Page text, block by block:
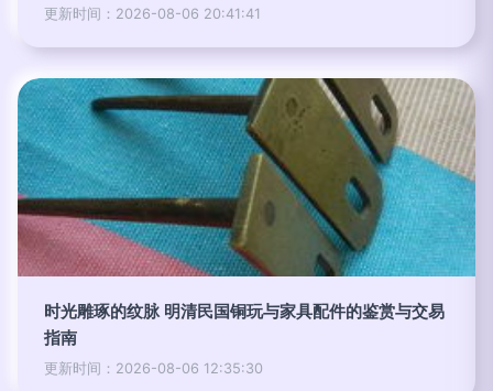
更新时间：2026-08-06 20:41:41
时光雕琢的纹脉 明清民国铜玩与家具配件的鉴赏与交易
指南
更新时间：2026-08-06 12:35:30